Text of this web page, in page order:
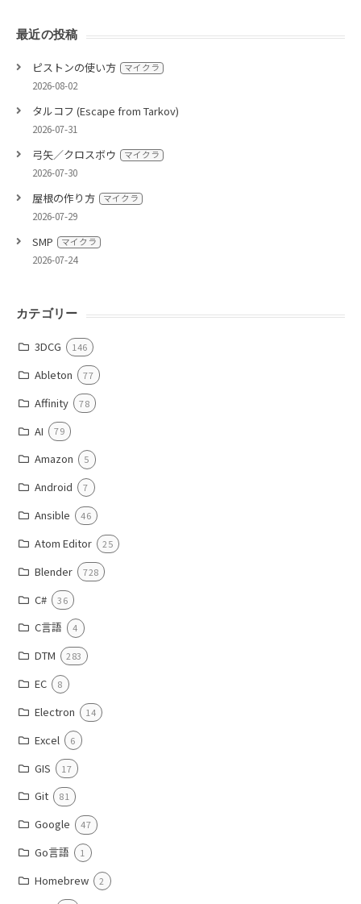
最近の投稿
ピストンの使い方 マイクラ
2026-08-02
タルコフ (Escape from Tarkov)
2026-07-31
弓矢／クロスボウ マイクラ
2026-07-30
屋根の作り方 マイクラ
2026-07-29
SMP マイクラ
2026-07-24
カテゴリー
3DCG 146
Ableton 77
Affinity 78
AI 79
Amazon 5
Android 7
Ansible 46
Atom Editor 25
Blender 728
C# 36
C言語 4
DTM 283
EC 8
Electron 14
Excel 6
GIS 17
Git 81
Google 47
Go言語 1
Homebrew 2